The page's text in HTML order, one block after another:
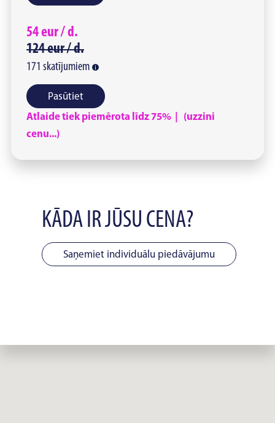
54eur /d.
124eur /d.
171 skatījumiem
Pasūtiet
Atlaide tiek piemērota līdz 75% | (uzzini
cenu...)
KĀDA IR JŪSU CENA?
Saņemiet individuālu piedāvājumu